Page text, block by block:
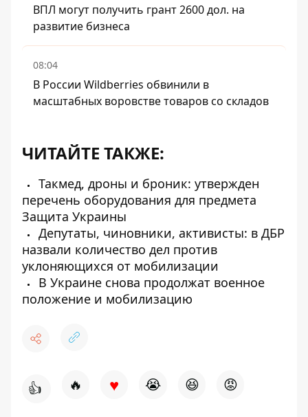
ВПЛ могут получить грант 2600 дол. на
развитие бизнеса
08:04
В России Wildberries обвинили в
масштабных воровстве товаров со складов
ЧИТАЙТЕ ТАКЖЕ:
Такмед, дроны и броник: утвержден
перечень оборудования для предмета
Защита Украины
Депутаты, чиновники, активисты: в ДБР
назвали количество дел против
уклоняющихся от мобилизации
В Украине снова продолжат военное
положение и мобилизацию
👍 🔥 ♥ 😭 😆 😡